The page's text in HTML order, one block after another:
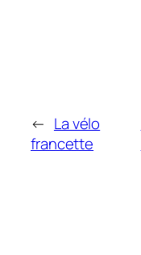
← La vélo
francette